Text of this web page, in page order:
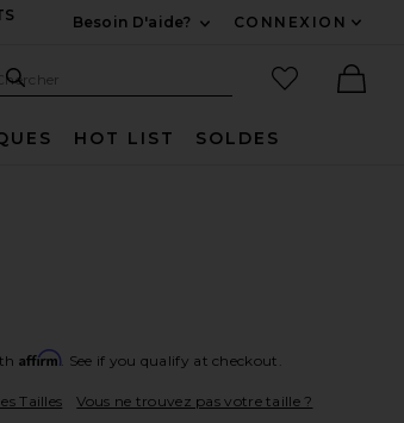
Besoin D'aide?
CONNEXION
Recherche
Chercher
Articles
HOT LIST SOLDES
Affirm. See if you qualify at checkout.
Tailles Vous ne trouvez pas votre taille ?